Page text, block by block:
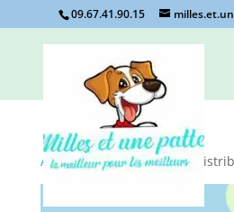
09.67.41.90.15
Accueil/Non classé/ jeu